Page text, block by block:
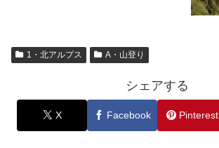
1・北アルプス A・山登り
シェアする
X Facebook Pinterest